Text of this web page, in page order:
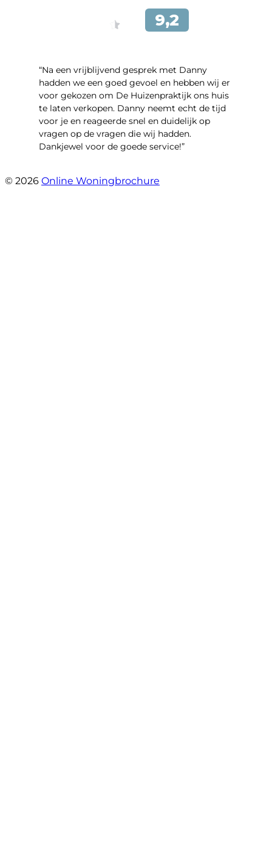
“Na een vrijblijvend gesprek met Danny
hadden we een goed gevoel en hebben wij er
voor gekozen om De Huizenpraktijk ons huis
te laten verkopen. Danny neemt echt de tijd
voor je en reageerde snel en duidelijk op
vragen op de vragen die wij hadden.
Dankjewel voor de goede service!”
© 2026 Online Woningbrochure